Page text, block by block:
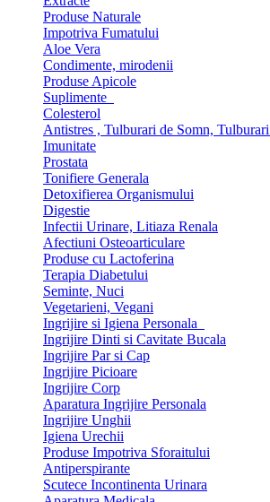
Produse Naturale
Impotriva Fumatului
Aloe Vera
Condimente, mirodenii
Produse Apicole
Suplimente
Colesterol
Antistres , Tulburari de Somn,
Imunitate
Prostata
Tonifiere Generala
Detoxifierea Organismului
Digestie
Infectii Urinare, Litiaza Renala
Afectiuni Osteoarticulare
Produse cu Lactoferina
Terapia Diabetului
Seminte, Nuci
Vegetarieni, Vegani
Ingrijire si Igiena Personala
Ingrijire Dinti si Cavitate Bucala
Ingrijire Par si Cap
Ingrijire Picioare
Ingrijire Corp
Aparatura Ingrijire Personala
Ingrijire Unghii
Igiena Urechii
Produse Impotriva Sforaitului
Antiperspirante
Scutece Incontinenta Urinara